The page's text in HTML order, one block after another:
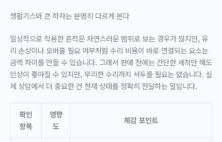
생활기스와 큰 하자는 분명히 다르게 본다
일상적으로 착용한 흔적은 자연스러운 범위로 보는 경우가 많지만, 유
리 손상이나 오버홀 필요 여부처럼 수리 비용이 바로 연결되는 요소는
금액 차이를 만들 수 있습니다. 그래서 판매 전에는 간단한 세척만 해도
인상이 좋아질 수 있지만, 무리한 수리까지 서두를 필요는 없습니다. 실
제 상담에서 더 중요한 건 현재 상태를 정확히 전달하는 일입니다.
확인
항목
영향
도
체감 포인트